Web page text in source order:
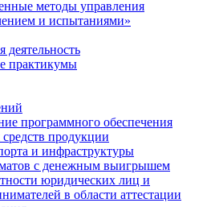
методы управления
и испытаниями»
деятельность
практикумы
программного обеспечения
продукции
и инфраструктуры
с денежным выигрышем
юридических лиц и
в области аттестации